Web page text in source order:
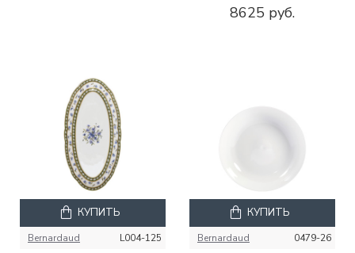
8625 руб.
Bernardaud L004-125
КУПИТЬ
Bernardaud 0479-26
КУПИТЬ